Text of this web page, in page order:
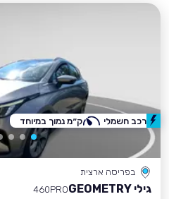
בפריסה ארצית
גילי GEOMETRY
460PRO
רכב חשמלי ק״מ נמוך במיוחד